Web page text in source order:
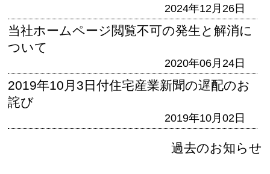
2024年12月26日
当社ホームページ閲覧不可の発生と解消に
ついて
2020年06月24日
2019年10月3日付住宅産業新聞の遅配のお
詫び
2019年10月02日
過去のお知らせ